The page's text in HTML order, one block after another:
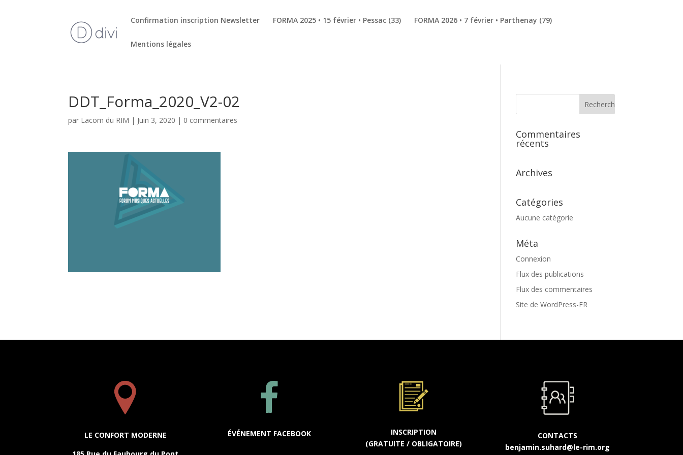
Confirmation inscription Newsletter FORMA 2025 • 15 février • Pessac (33) FORMA 2026 • 7 février • Parthenay (79)
Mentions légales
DDT_Forma_2020_V2-02
par Lacom du RIM | Juin 3, 2020 | 0 commentaires
Commentaires
récents
Archives
Catégories
Aucune catégorie
Méta
Connexion
Flux des publications
Flux des commentaires
Site de WordPress-FR
LE CONFORT MODERNE
ÉVÉNEMENT FACEBOOK
INSCRIPTION
(GRATUITE / OBLIGATOIRE)
CONTACTS
benjamin.suhard@le-rim.org